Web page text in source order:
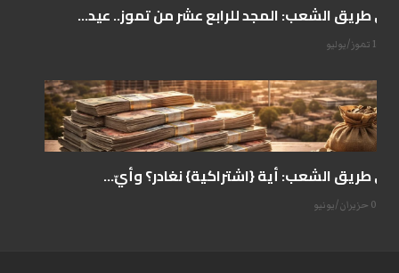
على طريق الشعب: المجد للرابع عشر من تموز.. عيد...
14 تموز/يوليو
على طريق الشعب: أية {اشتراكية} نغادر؟ وأيّ...
07 حزيران/يونيو